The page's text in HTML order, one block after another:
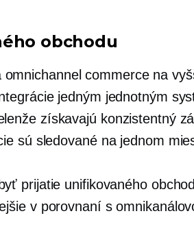
obchodu
commerce na
jedným jednotným
získavajú konzistentný
sú sledované na jednom
prijatie unifikovaného
v porovnaní s